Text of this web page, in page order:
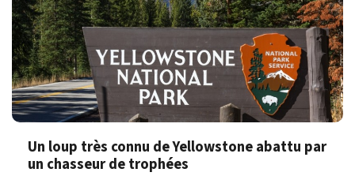
Un loup très connu de Yellowstone abattu par
un chasseur de trophées